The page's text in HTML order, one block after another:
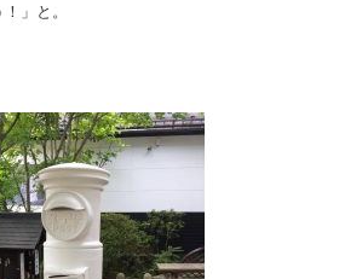
」と。